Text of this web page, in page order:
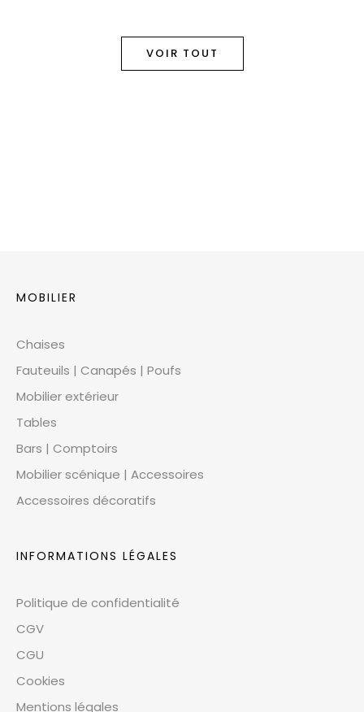
VOIR TOUT
MOBILIER
Chaises
Fauteuils | Canapés | Poufs
Mobilier extérieur
Tables
Bars | Comptoirs
Mobilier scénique | Accessoires
Accessoires décoratifs
INFORMATIONS LÉGALES
Politique de confidentialité
CGV
CGU
Cookies
Mentions légales